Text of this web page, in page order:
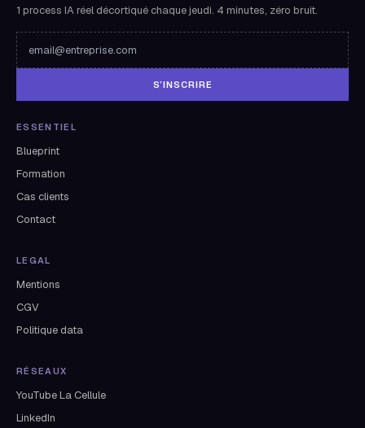
1 process IA réel décortiqué chaque jeudi. 4 minutes, zéro bruit.
S’INSCRIRE
ESSENTIEL
Blueprint
Formation
Cas clients
Contact
LEGAL
Mentions
CGV
Politique data
RÉSEAUX
YouTube La Cellule
LinkedIn